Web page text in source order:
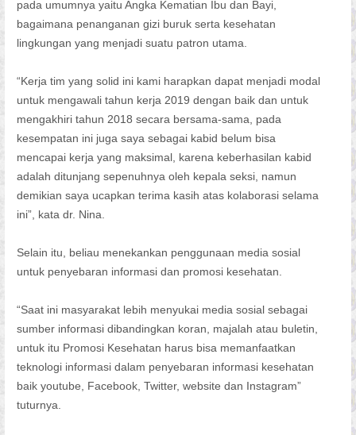
pada umumnya yaitu Angka Kematian Ibu dan Bayi,
bagaimana penanganan gizi buruk serta kesehatan
lingkungan yang menjadi suatu patron utama.
“Kerja tim yang solid ini kami harapkan dapat menjadi modal
untuk mengawali tahun kerja 2019 dengan baik dan untuk
mengakhiri tahun 2018 secara bersama-sama, pada
kesempatan ini juga saya sebagai kabid belum bisa
mencapai kerja yang maksimal, karena keberhasilan kabid
adalah ditunjang sepenuhnya oleh kepala seksi, namun
demikian saya ucapkan terima kasih atas kolaborasi selama
ini”, kata dr. Nina.
Selain itu, beliau menekankan penggunaan media sosial
untuk penyebaran informasi dan promosi kesehatan.
“Saat ini masyarakat lebih menyukai media sosial sebagai
sumber informasi dibandingkan koran, majalah atau buletin,
untuk itu Promosi Kesehatan harus bisa memanfaatkan
teknologi informasi dalam penyebaran informasi kesehatan
baik youtube, Facebook, Twitter, website dan Instagram”
tuturnya.